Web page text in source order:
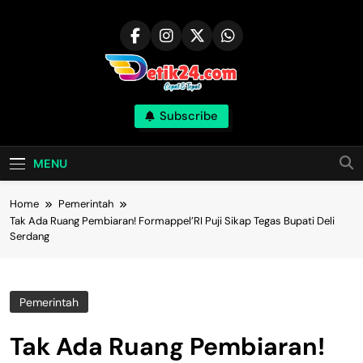
Subscribe
MENU
Home
Pemerintah
Tak Ada Ruang Pembiaran! Formappel’RI Puji Sikap Tegas Bupati Deli
Serdang
Pemerintah
Tak Ada Ruang Pembiaran!